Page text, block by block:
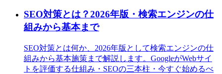
SEO対策とは？2026年版・検索エンジンの仕
組みから基本まで
SEO対策とは何か、2026年版として検索エンジンの仕
組みから基本施策まで解説します。GoogleがWebサイ
トを評価する仕組み・SEOの三本柱・今すぐ始めるべ